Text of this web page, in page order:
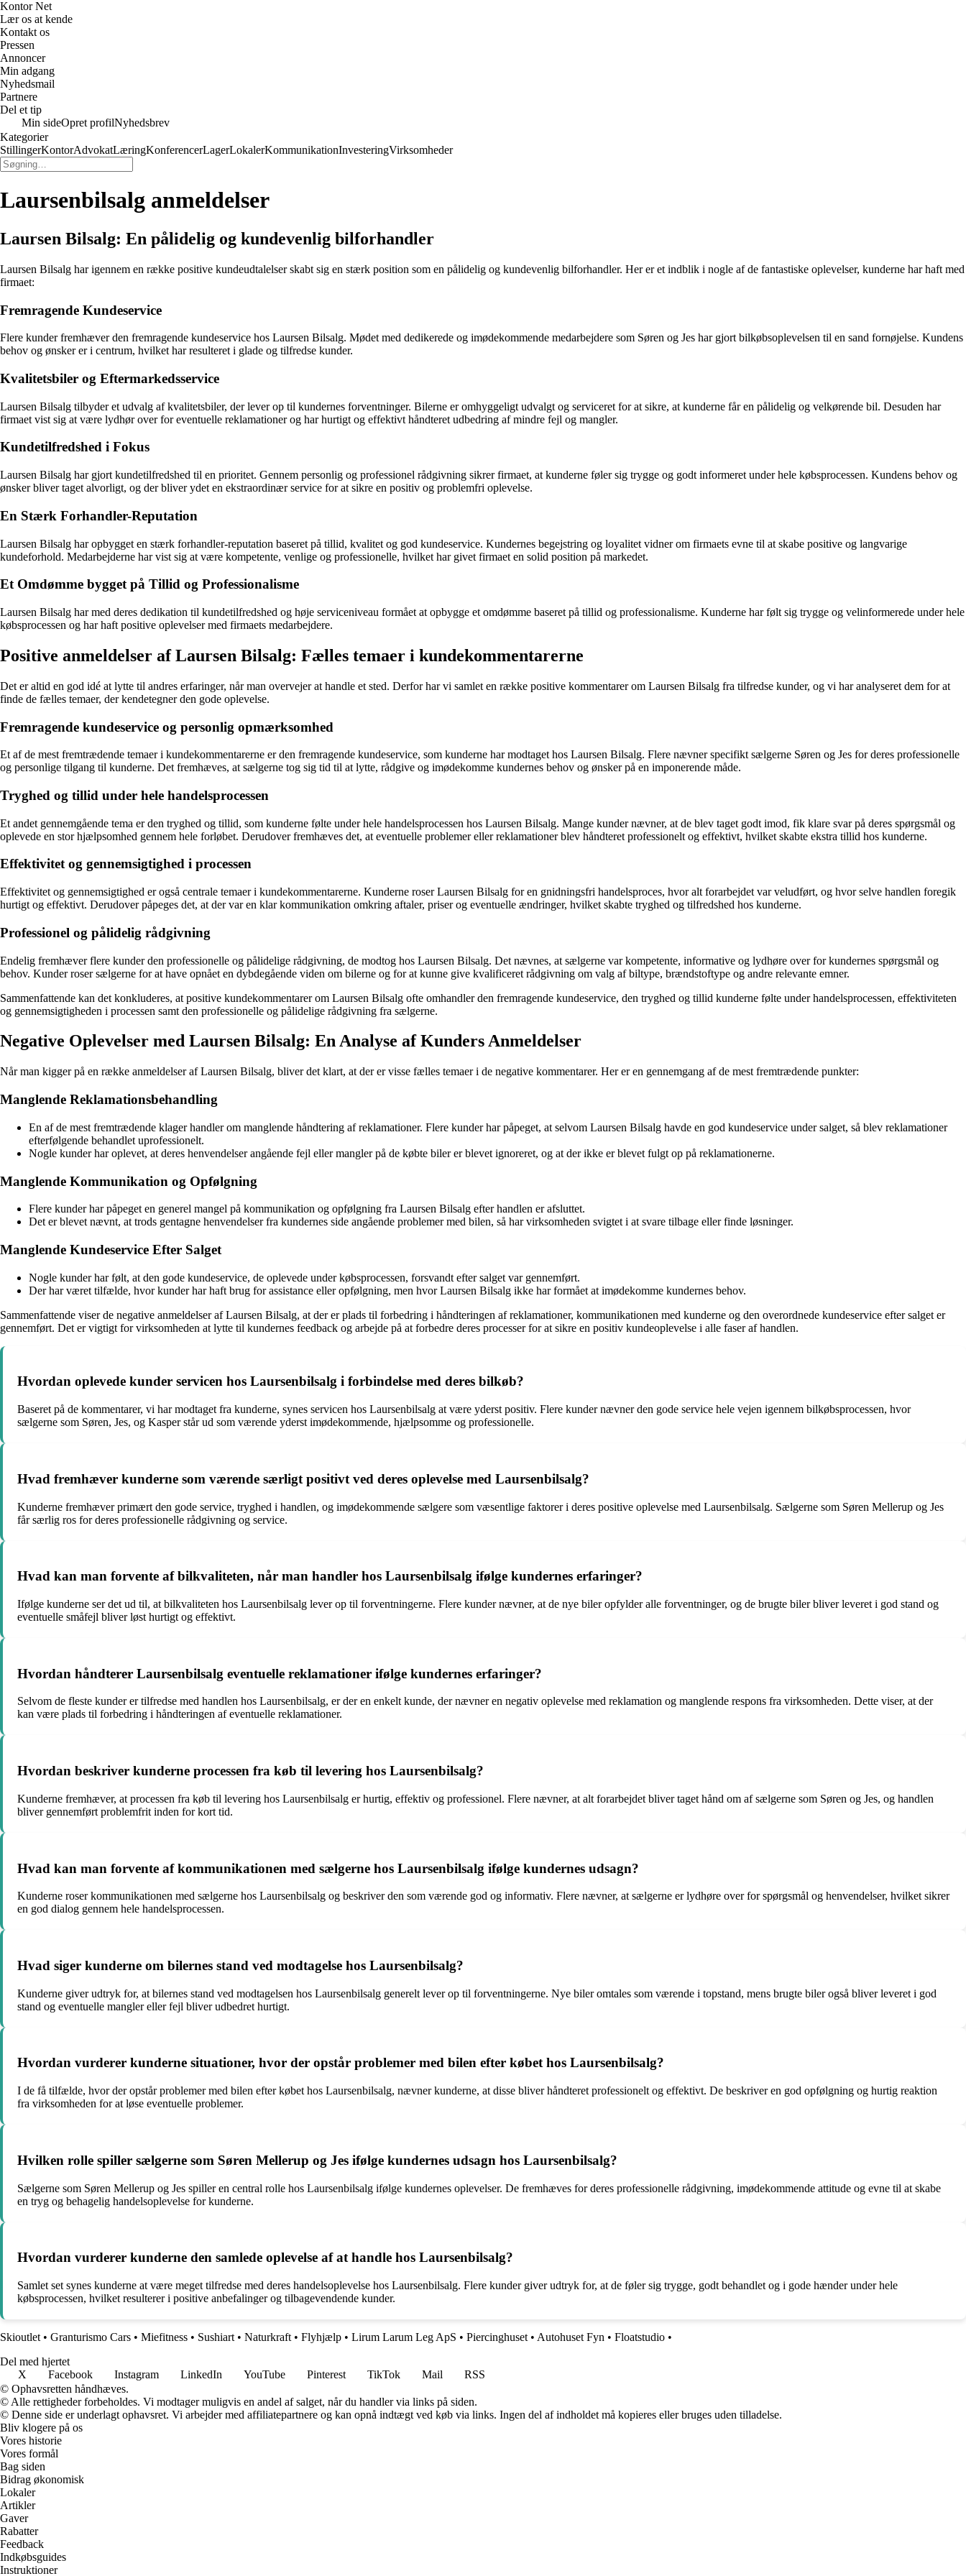
Kontor Net
Lær os at kende
Kontakt os
Pressen
Annoncer
Min adgang
Nyhedsmail
Partnere
Del et tip
Min sideOpret profilNyhedsbrev
Kategorier
StillingerKontorAdvokatLæringKonferencerLagerLokalerKommunikationInvesteringVirksomheder
Laursenbilsalg anmeldelser
Laursen Bilsalg: En pålidelig og kundevenlig bilforhandler
Laursen Bilsalg har igennem en række positive kundeudtalelser skabt sig en stærk position som en pålidelig og kundevenlig bilforhandler. Her er et indblik i nogle af de fantastiske oplevelser, kunderne har haft med
firmaet:
Fremragende Kundeservice
Flere kunder fremhæver den fremragende kundeservice hos Laursen Bilsalg. Mødet med dedikerede og imødekommende medarbejdere som Søren og Jes har gjort bilkøbsoplevelsen til en sand fornøjelse. Kundens
behov og ønsker er i centrum, hvilket har resulteret i glade og tilfredse kunder.
Kvalitetsbiler og Eftermarkedsservice
Laursen Bilsalg tilbyder et udvalg af kvalitetsbiler, der lever op til kundernes forventninger. Bilerne er omhyggeligt udvalgt og serviceret for at sikre, at kunderne får en pålidelig og velkørende bil. Desuden har
firmaet vist sig at være lydhør over for eventuelle reklamationer og har hurtigt og effektivt håndteret udbedring af mindre fejl og mangler.
Kundetilfredshed i Fokus
Laursen Bilsalg har gjort kundetilfredshed til en prioritet. Gennem personlig og professionel rådgivning sikrer firmaet, at kunderne føler sig trygge og godt informeret under hele købsprocessen. Kundens behov og
ønsker bliver taget alvorligt, og der bliver ydet en ekstraordinær service for at sikre en positiv og problemfri oplevelse.
En Stærk Forhandler-Reputation
Laursen Bilsalg har opbygget en stærk forhandler-reputation baseret på tillid, kvalitet og god kundeservice. Kundernes begejstring og loyalitet vidner om firmaets evne til at skabe positive og langvarige
kundeforhold. Medarbejderne har vist sig at være kompetente, venlige og professionelle, hvilket har givet firmaet en solid position på markedet.
Et Omdømme bygget på Tillid og Professionalisme
Laursen Bilsalg har med deres dedikation til kundetilfredshed og høje serviceniveau formået at opbygge et omdømme baseret på tillid og professionalisme. Kunderne har følt sig trygge og velinformerede under hele
købsprocessen og har haft positive oplevelser med firmaets medarbejdere.
Positive anmeldelser af Laursen Bilsalg: Fælles temaer i kundekommentarerne
Det er altid en god idé at lytte til andres erfaringer, når man overvejer at handle et sted. Derfor har vi samlet en række positive kommentarer om Laursen Bilsalg fra tilfredse kunder, og vi har analyseret dem for at
finde de fælles temaer, der kendetegner den gode oplevelse.
Fremragende kundeservice og personlig opmærksomhed
Et af de mest fremtrædende temaer i kundekommentarerne er den fremragende kundeservice, som kunderne har modtaget hos Laursen Bilsalg. Flere nævner specifikt sælgerne Søren og Jes for deres professionelle
og personlige tilgang til kunderne. Det fremhæves, at sælgerne tog sig tid til at lytte, rådgive og imødekomme kundernes behov og ønsker på en imponerende måde.
Tryghed og tillid under hele handelsprocessen
Et andet gennemgående tema er den tryghed og tillid, som kunderne følte under hele handelsprocessen hos Laursen Bilsalg. Mange kunder nævner, at de blev taget godt imod, fik klare svar på deres spørgsmål og
oplevede en stor hjælpsomhed gennem hele forløbet. Derudover fremhæves det, at eventuelle problemer eller reklamationer blev håndteret professionelt og effektivt, hvilket skabte ekstra tillid hos kunderne.
Effektivitet og gennemsigtighed i processen
Effektivitet og gennemsigtighed er også centrale temaer i kundekommentarerne. Kunderne roser Laursen Bilsalg for en gnidningsfri handelsproces, hvor alt forarbejdet var veludført, og hvor selve handlen foregik
hurtigt og effektivt. Derudover påpeges det, at der var en klar kommunikation omkring aftaler, priser og eventuelle ændringer, hvilket skabte tryghed og tilfredshed hos kunderne.
Professionel og pålidelig rådgivning
Endelig fremhæver flere kunder den professionelle og pålidelige rådgivning, de modtog hos Laursen Bilsalg. Det nævnes, at sælgerne var kompetente, informative og lydhøre over for kundernes spørgsmål og
behov. Kunder roser sælgerne for at have opnået en dybdegående viden om bilerne og for at kunne give kvalificeret rådgivning om valg af biltype, brændstoftype og andre relevante emner.
Sammenfattende kan det konkluderes, at positive kundekommentarer om Laursen Bilsalg ofte omhandler den fremragende kundeservice, den tryghed og tillid kunderne følte under handelsprocessen, effektiviteten
og gennemsigtigheden i processen samt den professionelle og pålidelige rådgivning fra sælgerne.
Negative Oplevelser med Laursen Bilsalg: En Analyse af Kunders Anmeldelser
Når man kigger på en række anmeldelser af Laursen Bilsalg, bliver det klart, at der er visse fælles temaer i de negative kommentarer. Her er en gennemgang af de mest fremtrædende punkter:
Manglende Reklamationsbehandling
En af de mest fremtrædende klager handler om manglende håndtering af reklamationer. Flere kunder har påpeget, at selvom Laursen Bilsalg havde en god kundeservice under salget, så blev reklamationer
efterfølgende behandlet uprofessionelt.
Nogle kunder har oplevet, at deres henvendelser angående fejl eller mangler på de købte biler er blevet ignoreret, og at der ikke er blevet fulgt op på reklamationerne.
Manglende Kommunikation og Opfølgning
Flere kunder har påpeget en generel mangel på kommunikation og opfølgning fra Laursen Bilsalg efter handlen er afsluttet.
Det er blevet nævnt, at trods gentagne henvendelser fra kundernes side angående problemer med bilen, så har virksomheden svigtet i at svare tilbage eller finde løsninger.
Manglende Kundeservice Efter Salget
Nogle kunder har følt, at den gode kundeservice, de oplevede under købsprocessen, forsvandt efter salget var gennemført.
Der har været tilfælde, hvor kunder har haft brug for assistance eller opfølgning, men hvor Laursen Bilsalg ikke har formået at imødekomme kundernes behov.
Sammenfattende viser de negative anmeldelser af Laursen Bilsalg, at der er plads til forbedring i håndteringen af reklamationer, kommunikationen med kunderne og den overordnede kundeservice efter salget er
gennemført. Det er vigtigt for virksomheden at lytte til kundernes feedback og arbejde på at forbedre deres processer for at sikre en positiv kundeoplevelse i alle faser af handlen.
Hvordan oplevede kunder servicen hos Laursenbilsalg i forbindelse med deres bilkøb?
Baseret på de kommentarer, vi har modtaget fra kunderne, synes servicen hos Laursenbilsalg at være yderst positiv. Flere kunder nævner den gode service hele vejen igennem bilkøbsprocessen, hvor
sælgerne som Søren, Jes, og Kasper står ud som værende yderst imødekommende, hjælpsomme og professionelle.
Hvad fremhæver kunderne som værende særligt positivt ved deres oplevelse med Laursenbilsalg?
Kunderne fremhæver primært den gode service, tryghed i handlen, og imødekommende sælgere som væsentlige faktorer i deres positive oplevelse med Laursenbilsalg. Sælgerne som Søren Mellerup og Jes
får særlig ros for deres professionelle rådgivning og service.
Hvad kan man forvente af bilkvaliteten, når man handler hos Laursenbilsalg ifølge kundernes erfaringer?
Ifølge kunderne ser det ud til, at bilkvaliteten hos Laursenbilsalg lever op til forventningerne. Flere kunder nævner, at de nye biler opfylder alle forventninger, og de brugte biler bliver leveret i god stand og
eventuelle småfejl bliver løst hurtigt og effektivt.
Hvordan håndterer Laursenbilsalg eventuelle reklamationer ifølge kundernes erfaringer?
Selvom de fleste kunder er tilfredse med handlen hos Laursenbilsalg, er der en enkelt kunde, der nævner en negativ oplevelse med reklamation og manglende respons fra virksomheden. Dette viser, at der
kan være plads til forbedring i håndteringen af eventuelle reklamationer.
Hvordan beskriver kunderne processen fra køb til levering hos Laursenbilsalg?
Kunderne fremhæver, at processen fra køb til levering hos Laursenbilsalg er hurtig, effektiv og professionel. Flere nævner, at alt forarbejdet bliver taget hånd om af sælgerne som Søren og Jes, og handlen
bliver gennemført problemfrit inden for kort tid.
Hvad kan man forvente af kommunikationen med sælgerne hos Laursenbilsalg ifølge kundernes udsagn?
Kunderne roser kommunikationen med sælgerne hos Laursenbilsalg og beskriver den som værende god og informativ. Flere nævner, at sælgerne er lydhøre over for spørgsmål og henvendelser, hvilket sikrer
en god dialog gennem hele handelsprocessen.
Hvad siger kunderne om bilernes stand ved modtagelse hos Laursenbilsalg?
Kunderne giver udtryk for, at bilernes stand ved modtagelsen hos Laursenbilsalg generelt lever op til forventningerne. Nye biler omtales som værende i topstand, mens brugte biler også bliver leveret i god
stand og eventuelle mangler eller fejl bliver udbedret hurtigt.
Hvordan vurderer kunderne situationer, hvor der opstår problemer med bilen efter købet hos Laursenbilsalg?
I de få tilfælde, hvor der opstår problemer med bilen efter købet hos Laursenbilsalg, nævner kunderne, at disse bliver håndteret professionelt og effektivt. De beskriver en god opfølgning og hurtig reaktion
fra virksomheden for at løse eventuelle problemer.
Hvilken rolle spiller sælgerne som Søren Mellerup og Jes ifølge kundernes udsagn hos Laursenbilsalg?
Sælgerne som Søren Mellerup og Jes spiller en central rolle hos Laursenbilsalg ifølge kundernes oplevelser. De fremhæves for deres professionelle rådgivning, imødekommende attitude og evne til at skabe
en tryg og behagelig handelsoplevelse for kunderne.
Hvordan vurderer kunderne den samlede oplevelse af at handle hos Laursenbilsalg?
Samlet set synes kunderne at være meget tilfredse med deres handelsoplevelse hos Laursenbilsalg. Flere kunder giver udtryk for, at de føler sig trygge, godt behandlet og i gode hænder under hele
købsprocessen, hvilket resulterer i positive anbefalinger og tilbagevendende kunder.
Skioutlet • Granturismo Cars • Miefitness • Sushiart • Naturkraft • Flyhjælp • Lirum Larum Leg ApS • Piercinghuset • Autohuset Fyn • Floatstudio •
Del med hjertet
X
Facebook Instagram LinkedIn YouTube Pinterest TikTok Mail
RSS
© Ophavsretten håndhæves.
© Alle rettigheder forbeholdes. Vi modtager muligvis en andel af salget, når du handler via links på siden.
© Denne side er underlagt ophavsret. Vi arbejder med affiliatepartnere og kan opnå indtægt ved køb via links. Ingen del af indholdet må kopieres eller bruges uden tilladelse.
Bliv klogere på os
Vores historie
Vores formål
Bag siden
Bidrag økonomisk
Lokaler
Artikler
Gaver
Rabatter
Feedback
Indkøbsguides
Instruktioner